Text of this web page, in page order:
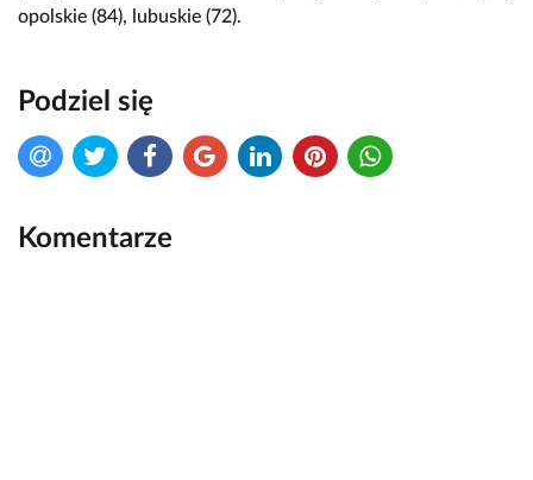
opolskie (84), lubuskie (72).
Podziel się
Komentarze